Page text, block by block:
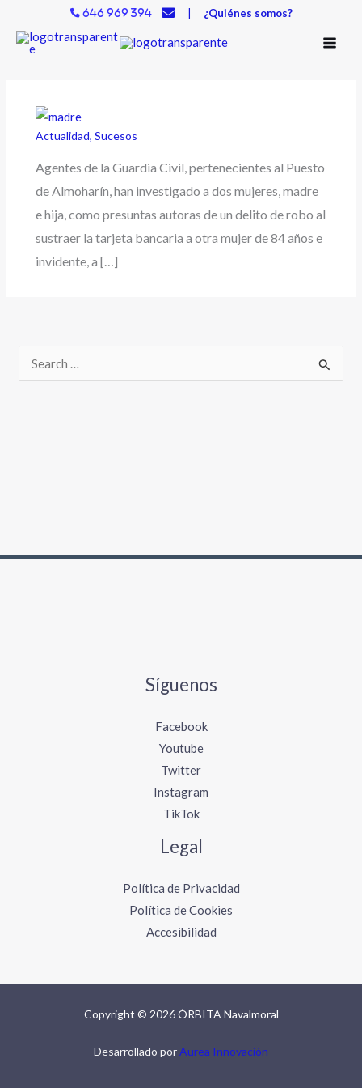
contenido
646 969 394 | ¿Quiénes somos?
Actualidad,Sucesos
Agentes de la Guardia Civil, pertenecientes al Puesto
de Almoharín, han investigado a dos mujeres, madre
e hija, como presuntas autoras de un delito de robo al
sustraer la tarjeta bancaria a otra mujer de 84 años e
invidente, a […]
Síguenos
Facebook
Youtube
Twitter
Instagram
TikTok
Legal
Política de Privacidad
Política de Cookies
Accesibilidad
Copyright © 2026 ÓRBITA Navalmoral
Desarrollado porAurea Innovación